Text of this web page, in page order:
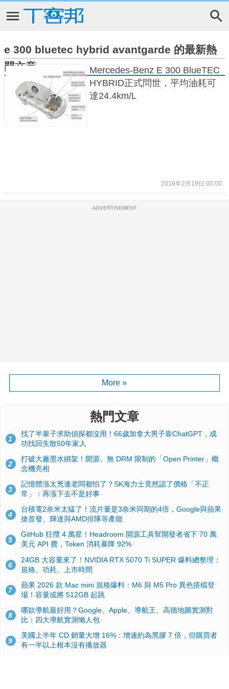
e 300 bluetec hybrid avantgarde 的最新熱
門文章
Mercedes-Benz E 300 BlueTEC
HYBRID正式問世，平均油耗可
達24.4km/L
2016年2月19日 00:00
ADVERTISEMENT
More »
熱門文章
1
找了半輩子求助偵探都沒用！66歲加拿大男子靠ChatGPT，成
功找回失散50年家人
2
打破大廠墨水綁架！開源、無 DRM 限制的「Open Printer」概
念機亮相
3
記憶體漲太兇連老闆都怕了？SK海力士竟然認了價格「不正
常」：再漲下去不是好事
4
台積電2奈米太猛了！流片量是3奈米同期的4倍，Google與蘋果
搶首發、輝達與AMD排隊等產能
5
GitHub 狂攬 4 萬星！Headroom 開源工具幫開發者省下 70 萬
美元 API 費，Token 消耗暴降 92%
6
24GB 大容量來了！NVIDIA RTX 5070 Ti SUPER 爆料總整理：
規格、功耗、上市時間
7
蘋果 2026 款 Mac mini 規格爆料：M6 與 M5 Pro 異色搭檔登
場！容量或將 512GB 起跳
8
哪款導航最好用？Google、Apple、導航王、高德地圖實測對
比：四大導航實測懶人包
9
美國上半年 CD 銷量大增 16%：增速約為黑膠 7 倍，但購買者
有一半以上根本沒有播放器